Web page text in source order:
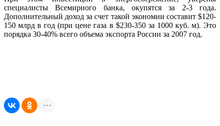
специалисты Всемирного банка, окупятся за 2-3 года.
Дополнительный доход за счет такой экономии составит $120-
150 млрд в год (при цене газа в $230-350 за 1000 куб. м). Это
порядка 30-40% всего объема экспорта России за 2007 год.